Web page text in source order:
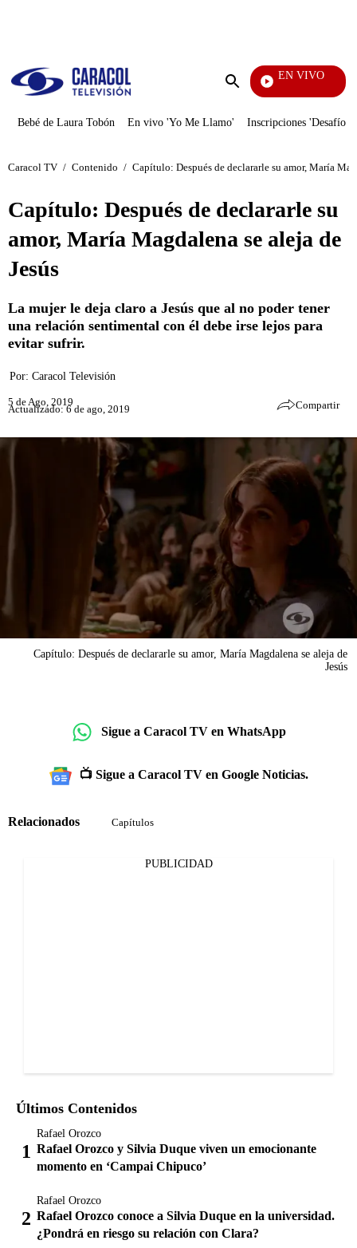
Enviar
EN VIVO
Televentas
Bebé de Laura Tobón En vivo 'Yo Me Llamo' Inscripciones 'Desafío'
Caracol TV / Contenido / Capítulo: Después de declararle su amor, María
Capítulo: Después de declararle su
amor, María Magdalena se aleja de
Jesús
La mujer le deja claro a Jesús que al no poder tener
una relación sentimental con él debe irse lejos para
evitar sufrir.
Por: Caracol Televisión
5 de Ago, 2019
Actualizado: 6 de ago, 2019 Compartir
Capítulo: Después de declararle su amor, María Magdalena se aleja de
Jesús
Sigue a Caracol TV en WhatsApp
📺 Sigue a Caracol TV en Google Noticias.
Relacionados Capítulos
PUBLICIDAD
Últimos Contenidos
Rafael Orozco
Rafael Orozco y Silvia Duque viven un emocionante
momento en ‘Campai Chipuco’
Rafael Orozco
Rafael Orozco conoce a Silvia Duque en la universidad.
¿Pondrá en riesgo su relación con Clara?